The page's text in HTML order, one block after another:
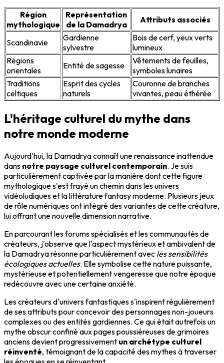
Région
mythologique
Représentation
de la Damadrya
Attributs associés
Scandinavie
Gardienne
sylvestre
Bois de cerf, yeux verts
lumineux
Régions
orientales
Entité de sagesse
Vêtements de feuilles,
symboles lunaires
Traditions
celtiques
Esprit des cycles
naturels
Couronne de branches
vivantes, peau éthérée
L'héritage culturel du mythe dans
notre monde moderne
Aujourd'hui, la Damadrya connaît une renaissance inattendue
dans notre paysage culturel contemporain. Je suis
particulièrement captivée par la manière dont cette figure
mythologique s'est frayé un chemin dans les univers
vidéoludiques et la littérature fantasy moderne. Plusieurs jeux
de rôle numériques ont intégré des variantes de cette créature,
lui offrant une nouvelle dimension narrative.
En parcourant les forums spécialisés et les communautés de
créateurs, j'observe que l'aspect mystérieux et ambivalent de
la Damadrya résonne particulièrement avec les sensibilités
écologiques actuelles. Elle symbolise cette nature puissante,
mystérieuse et potentiellement vengeresse que notre époque
redécouvre avec une certaine anxiété.
Les créateurs d'univers fantastiques s'inspirent régulièrement
de ses attributs pour concevoir des personnages non-joueurs
complexes ou des entités gardiennes. Ce qui était autrefois un
mythe obscur confiné aux pages poussiéreuses de grimoires
anciens devient progressivement un archétype culturel
réinventé, témoignant de la capacité des mythes à traverser